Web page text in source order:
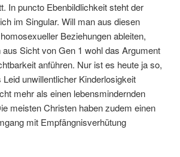
In puncto Ebenbildlichkeit steht der
im Singular. Will man aus diesen
Beziehungen ableiten,
Sicht von Gen 1 wohl das Argument
anführen. Nur ist es heute ja so,
unwillentlicher Kinderlosigkeit
mehr als einen lebensmindernden
meisten Christen haben zudem einen
mit Empfängnisverhütung